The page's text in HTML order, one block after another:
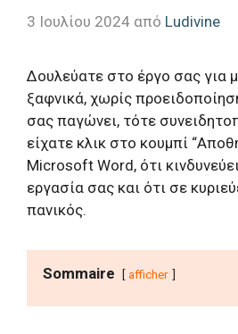
3 Ιουλίου 2024 από Ludivine
Δουλεύατε στο έργο σας για
ξαφνικά, χωρίς
σας παγώνει, τότε
είχατε κλικ στο κουμπί
Microsoft Word, ότι
εργασία σας και ότι σε
πανικός.
Sommaire afficher